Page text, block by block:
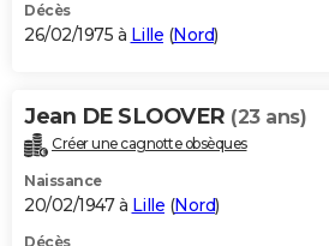
Décès
26/02/1975 à Lille (Nord)
Jean DE SLOOVER (23 ans)
Créer une cagnotte obsèques
Naissance
20/02/1947 à Lille (Nord)
Décès